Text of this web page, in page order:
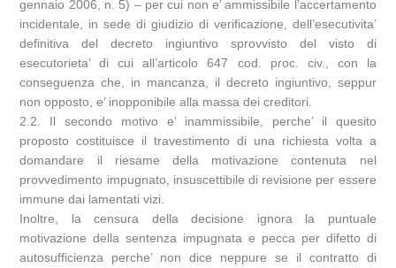
gennaio 2006, n. 5) – per cui non e’ ammissibile l’accertamento
incidentale, in sede di giudizio di verificazione, dell’esecutivita’
definitiva del decreto ingiuntivo sprovvisto del visto di
esecutorieta’ di cui all’articolo 647 cod. proc. civ., con la
conseguenza che, in mancanza, il decreto ingiuntivo, seppur
non opposto, e’ inopponibile alla massa dei creditori.
2.2. Il secondo motivo e’ inammissibile, perche’ il quesito
proposto costituisce il travestimento di una richiesta volta a
domandare il riesame della motivazione contenuta nel
provvedimento impugnato, insuscettibile di revisione per essere
immune dai lamentati vizi.
Inoltre, la censura della decisione ignora la puntuale
motivazione della sentenza impugnata e pecca per difetto di
autosufficienza perche’ non dice neppure se il contratto di